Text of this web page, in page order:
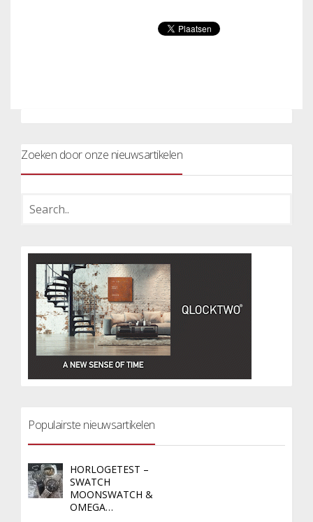
Zoeken door onze nieuwsartikelen
Populairste nieuwsartikelen
HORLOGETEST –
SWATCH
MOONSWATCH &
OMEGA…